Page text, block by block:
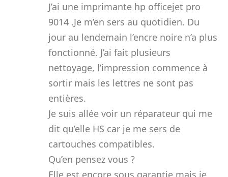
J’ai une imprimante hp officejet pro
9014 .Je m’en sers au quotidien. Du
jour au lendemain l’encre noire n’a plus
fonctionné. J’ai fait plusieurs
nettoyage, l’impression commence à
sortir mais les lettres ne sont pas
entières.
Je suis allée voir un réparateur qui me
dit qu’elle HS car je me sers de
cartouches compatibles.
Qu’en pensez vous ?
Elle est encore sous garantie mais je